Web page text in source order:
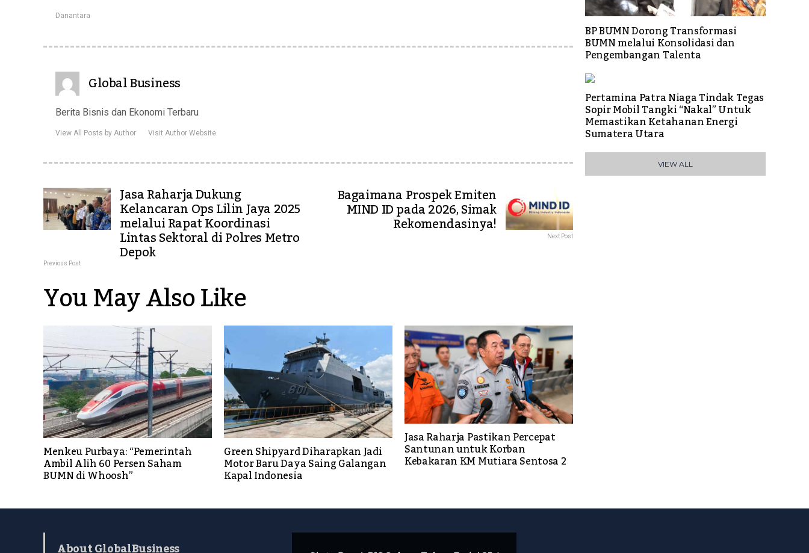
Danantara
Global Business
Berita Bisnis dan Ekonomi Terbaru
View All Posts by Author Visit Author Website
Jasa Raharja Dukung
Kelancaran Ops Lilin Jaya 2025
melalui Rapat Koordinasi
Lintas Sektoral di Polres Metro
Depok
Previous Post
Bagaimana Prospek Emiten
MIND ID pada 2026, Simak
Rekomendasinya! Next Post
You May Also Like
Menkeu Purbaya: “Pemerintah
Ambil Alih 60 Persen Saham
BUMN di Whoosh”
Green Shipyard Diharapkan Jadi
Motor Baru Daya Saing Galangan
Kapal Indonesia
Jasa Raharja Pastikan Percepat
Santunan untuk Korban
Kebakaran KM Mutiara Sentosa 2
BP BUMN Dorong Transformasi
BUMN melalui Konsolidasi dan
Pengembangan Talenta
Pertamina Patra Niaga Tindak Tegas
Sopir Mobil Tangki “Nakal” Untuk
Memastikan Ketahanan Energi
Sumatera Utara
VIEW ALL
About GlobalBusiness